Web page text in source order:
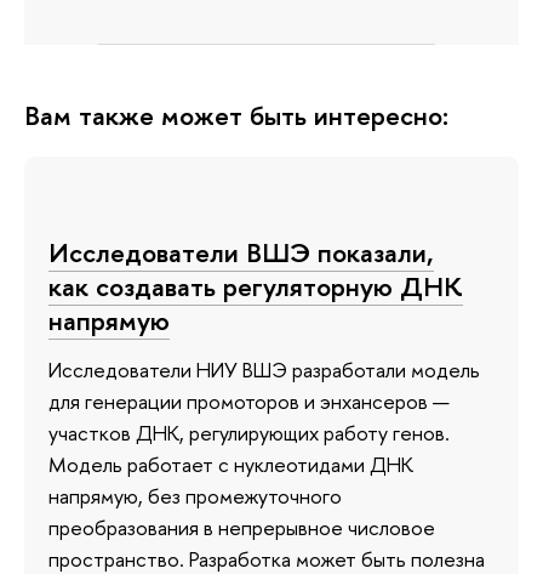
Вам также может быть интересно:
Исследователи ВШЭ показали,
как создавать регуляторную ДНК
напрямую
Исследователи НИУ ВШЭ разработали модель
для генерации промоторов и энхансеров —
участков ДНК, регулирующих работу генов.
Модель работает с нуклеотидами ДНК
напрямую, без промежуточного
преобразования в непрерывное числовое
пространство. Разработка может быть полезна